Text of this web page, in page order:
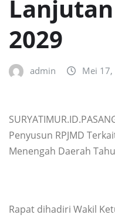
Lanjutan
2029
admin Mei
Penyusun RPJMD
Menengah Daerah
Rapat dihadiri Wakil